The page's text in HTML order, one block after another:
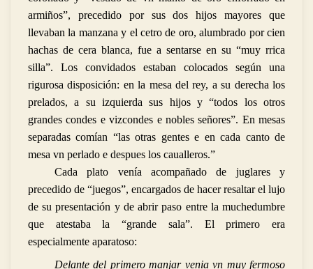
armiños”, precedido por sus dos hijos mayores que
llevaban la manzana y el cetro de oro, alumbrado por cien
hachas de cera blanca, fue a sentarse en su “muy rrica
silla”. Los convidados estaban colocados según una
rigurosa disposición: en la mesa del rey, a su derecha los
prelados, a su izquierda sus hijos y “todos los otros
grandes condes e vizcondes e nobles señores”. En mesas
separadas comían “las otras gentes e en cada canto de
mesa vn perlado e despues los caualleros.”
Cada plato venía acompañado de juglares y
precedido de “juegos”, encargados de hacer resaltar el lujo
de su presentación y de abrir paso entre la muchedumbre
que atestaba la “grande sala”. El primero era
especialmente aparatoso:
Delante del primero manjar venia vn muy fermoso